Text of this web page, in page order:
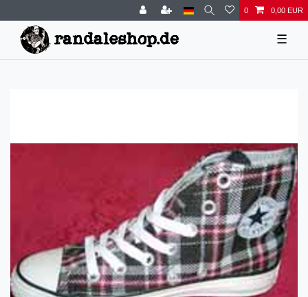
0 0,00 EUR
☰